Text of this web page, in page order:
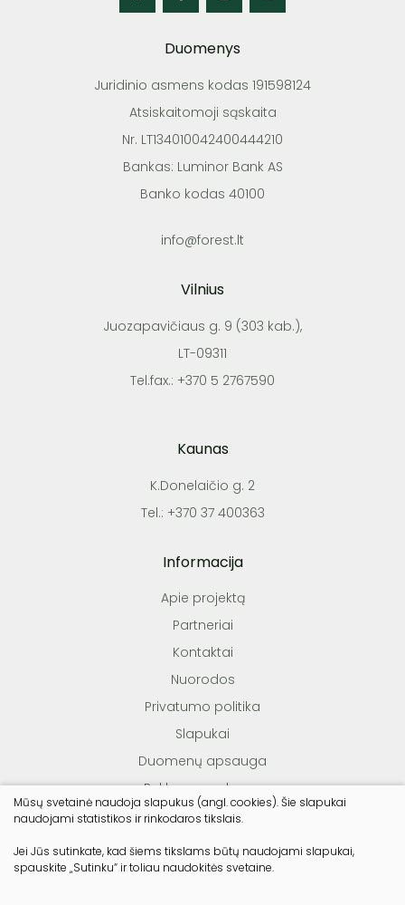
Duomenys
Juridinio asmens kodas 191598124
Atsiskaitomoji sąskaita
Nr. LT134010042400444210
Bankas: Luminor Bank AS
Banko kodas 40100
info@forest.lt
Vilnius
Juozapavičiaus g. 9 (303 kab.),
LT-09311
Tel.fax.: +370 5 2767590
Kaunas
K.Donelaičio g. 2
Tel.: +370 37 400363
Informacija
Apie projektą
Partneriai
Kontaktai
Nuorodos
Privatumo politika
Slapukai
Duomenų apsauga
Reklamos sąlygos
Teisės aktai
© Lietuvos miško savininkų asociacija. Visos teisės
Mūsų svetainė naudoja slapukus (angl. cookies). Šie slapukai
naudojami statistikos ir rinkodaros tikslais.
Jei Jūs sutinkate, kad šiems tikslams būtų naudojami slapukai,
spauskite „Sutinku“ ir toliau naudokitės svetaine.